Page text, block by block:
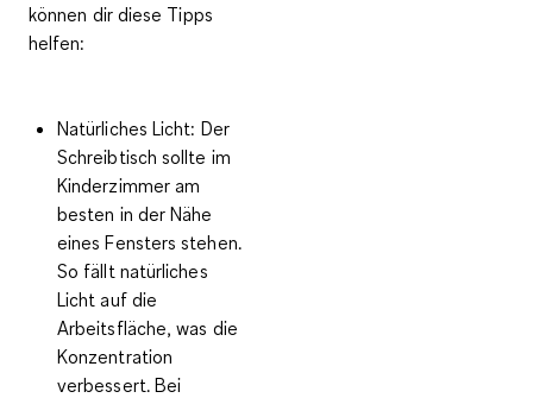
können dir diese Tipps
helfen:
Natürliches Licht: Der
Schreibtisch sollte im
Kinderzimmer am
besten in der Nähe
eines Fensters stehen.
So fällt natürliches
Licht auf die
Arbeitsfläche, was die
Konzentration
verbessert. Bei